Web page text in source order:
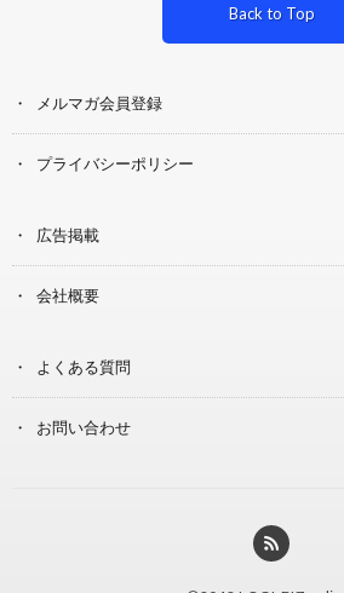
Back to Top
メルマガ会員登録
プライバシーポリシー
広告掲載
会社概要
よくある質問
お問い合わせ